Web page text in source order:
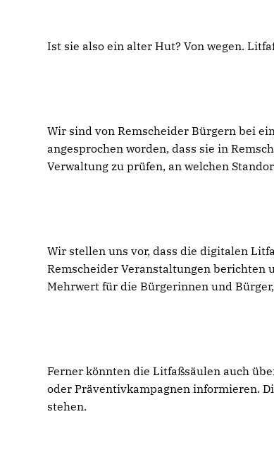
Ist sie also ein alter Hut? Von wegen.
Wir sind von Remscheider Bürgern bei
angesprochen worden, dass sie in
Verwaltung zu prüfen, an welchen
Wir stellen uns vor, dass die digitalen
Remscheider Veranstaltungen berichten
Mehrwert für die Bürgerinnen und
Ferner könnten die Litfaßsäulen auch
oder Präventivkampagnen informieren.
stehen.